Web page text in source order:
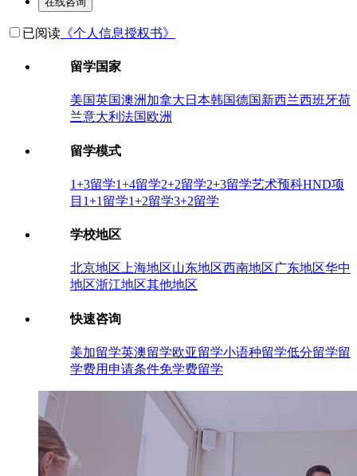
已阅读 《个人信息授权书》
留学国家
美国英国澳洲 加拿大 日本韩国德国新西兰西班牙荷
兰意大利 法国欧洲
留学模式
1+3留学1+4留学2+2留学2+3留学艺术预科HND项
目 1+1留学1+2留学3+2留学
学校地区
北京地区上海地区山东地区西南地区广东地区华中
地区浙江地区其他地区
快速咨询
美加留学英澳留学欧亚留学小语种留学低分留学留
学费用 申请条件免学费留学